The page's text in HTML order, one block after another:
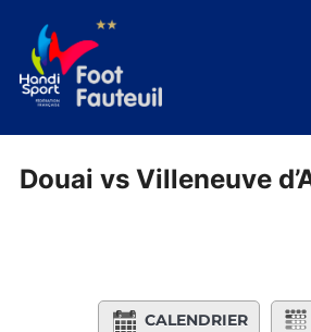
contenu
Douai vs Villeneuve
CALENDRIER